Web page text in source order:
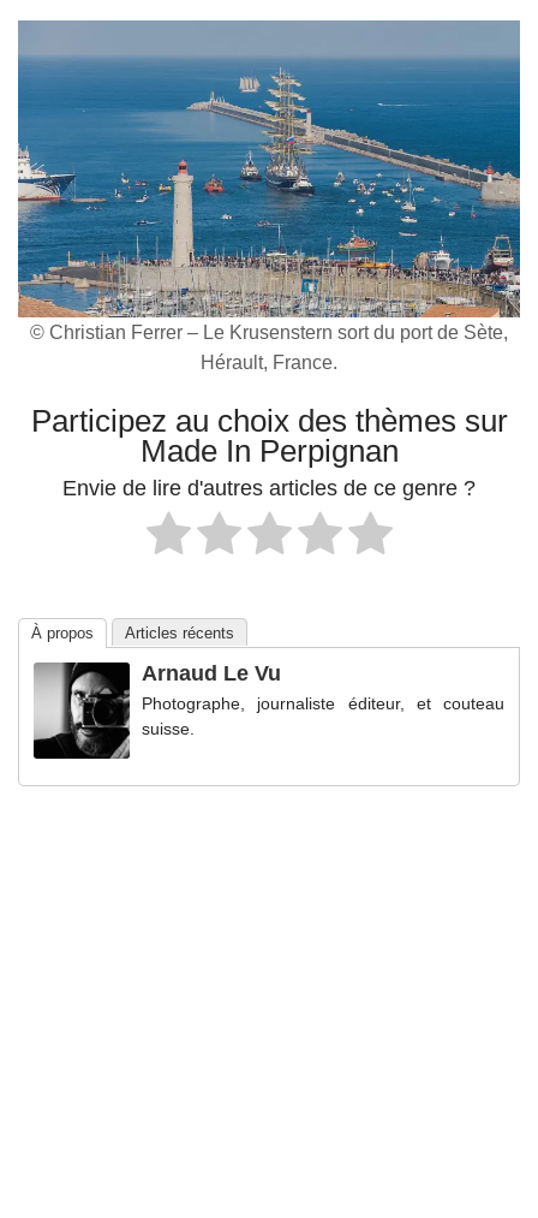
© Christian Ferrer – Le Krusenstern sort du port de Sète,
Hérault, France.
Participez au choix des thèmes sur
Made In Perpignan
Envie de lire d'autres articles de ce genre ?
À propos Articles récents
Arnaud Le Vu
Photographe, journaliste éditeur, et couteau
suisse.